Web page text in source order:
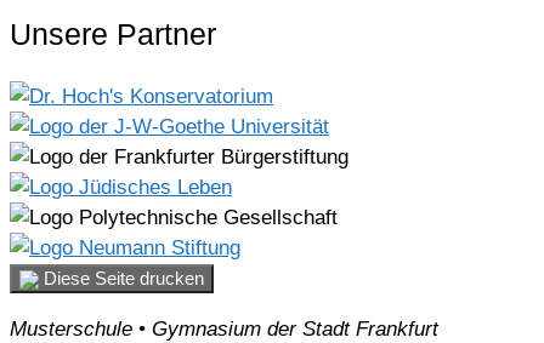
Unsere Partner
Diese Seite drucken
Musterschule • Gymnasium der Stadt Frankfurt